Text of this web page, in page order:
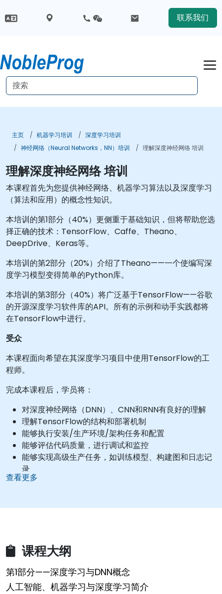
联系我们
主页 机器学习培训
深度学习培训
神经网络（Neural Networks，NN）培训
理解深度神经网络 培训
理解深度神经网络 培训
本课程首先为您提供神经网络、机器学习算法以及深度学习
（算法和应用）的概念性知识。
本培训的第1部分（40%）更侧重于基础知识，但将帮助您选
择正确的技术：TensorFlow、Caffe、Theano、
DeepDrive、Keras等。
本培训的第2部分（20%）介绍了Theano——一个使编写深
度学习模型变得简单的Python库。
本培训的第3部分（40%）将广泛基于TensorFlow——谷歌
的开源深度学习软件库的API。所有的示例和动手实践都将
在TensorFlow中进行。
受众
本课程面向希望在其深度学习项目中使用TensorFlow的工
程师。
完成本课程后，学员将：
对深度神经网络（DNN）、CNN和RNN有良好的理解
理解TensorFlow的结构和部署机制
能够执行安装/生产环境/架构任务和配置
能够评估代码质量，进行调试和监控
能够实现高级生产任务，如训练模型、构建图和日志记
录
查看更多
课程大纲
第1部分——深度学习与DNN概念
人工智能、机器学习与深度学习简介